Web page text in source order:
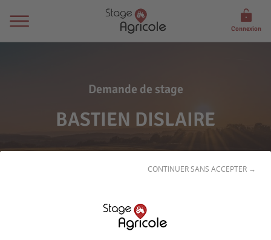
CONTINUER SANS ACCEPTER →
Connexion
Demande de stage
BASTIEN DISLAIRE